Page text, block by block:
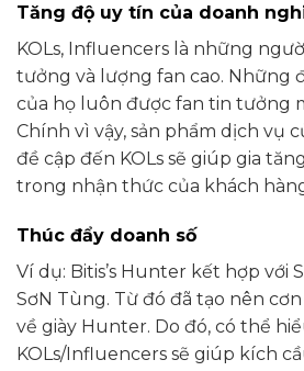
Tăng độ uy tín của doanh
KOLs, Influencers là những
tưởng và lượng fan cao. Những
của họ luôn được fan tin tưởng
Chính vì vậy, sản phẩm dịch vụ
đề cập đến KOLs sẽ giúp gia
trong nhận thức của khách
Thúc đẩy doanh số
Ví dụ: Bitis’s Hunter kết hợp với
SơN Tùng. Từ đó đã tạo nên
về giày Hunter. Do đó, có thể
KOLs/Influencers sẽ giúp kích